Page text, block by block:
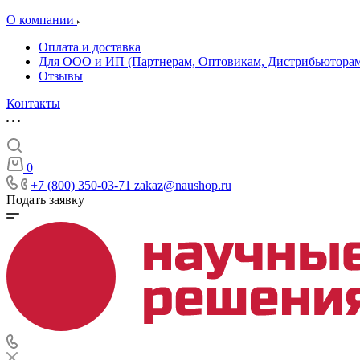
О компании
Оплата и доставка
Для ООО и ИП (Партнерам, Оптовикам,
Отзывы
Контакты
0
+7 (800) 350-03-71 zakaz@naushop.ru
Подать заявку